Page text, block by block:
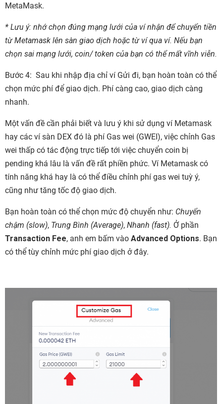
MetaMask.
* Lưu ý: nhớ chọn đúng mạng lưới của ví nhận để chuyển tiền
từ Metamask lên sàn giao dịch hoặc từ ví qua ví. Nếu bạn
chọn sai mạng lưới, coin/ token của bạn có thể mất vĩnh viễn.
Bước 4: Sau khi nhập địa chỉ ví Gửi đi, bạn hoàn toàn có thể
chọn mức phí để giao dịch. Phí càng cao, giao dịch càng
nhanh.
Một vấn đề cần phải biết và lưu ý khi sử dụng ví Metamask
hay các ví sàn DEX đó là phí Gas wei (GWEI), việc chỉnh Gas
wei thấp có tác động trực tiếp tới việc chuyển coin bị
pending khá lâu là vấn đề rất phiền phức. Ví Metamask có
tính năng khá hay là có thể điều chỉnh phí gas wei tuỳ ý,
cũng như tăng tốc độ giao dịch.
Bạn hoàn toàn có thể chọn mức độ chuyển như: Chuyển
chậm (slow), Trung Bình (Average), Nhanh (fast). Ở phần
Transaction Fee, anh em bấm vào Advanced Options. Bạn
có thể tùy chỉnh mức phí giao dịch ở đây.